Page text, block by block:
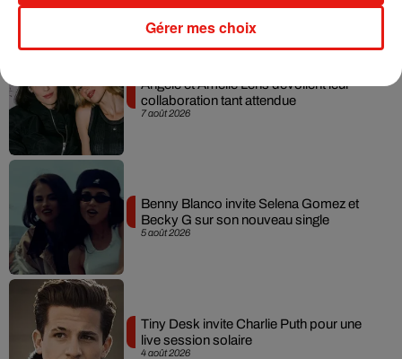
7 août 2026
Angèle et Amélie Lens dévoilent leur
collaboration tant attendue
5 août 2026
Benny Blanco invite Selena Gomez et
Becky G sur son nouveau single
4 août 2026
Tiny Desk invite Charlie Puth pour une
live session solaire
Gérer mes choix